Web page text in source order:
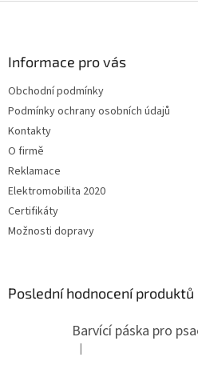
Informace pro vás
Obchodní podmínky
Podmínky ochrany osobních údajů
Kontakty
O firmě
Reklamace
Elektromobilita 2020
Certifikáty
Možnosti dopravy
Poslední hodnocení produktů
Hodnocení produktu je 5 z
|